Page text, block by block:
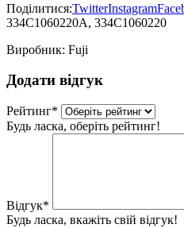
Поділитися:TwitterInstagram
334C1060220A, 334C1060220
Виробник: Fuji
Додати відгук
Рейтинг*
Будь ласка, оберіть рейтинг!
Відгук*
Будь ласка, вкажіть свій відгук!